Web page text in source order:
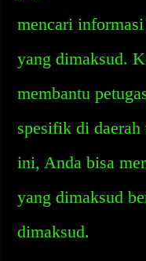
mencari
yang dimaksud.
membantu
spesifik di daerah
ini, Anda bisa
yang dimaksud
dimaksud.